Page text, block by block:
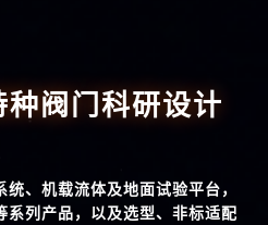
阀门科研设计
、机载流体及地面试验平台，
系列产品，以及选型、非标适配